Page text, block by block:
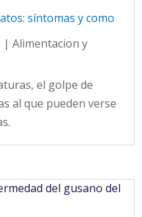
síntomas y como
|Alimentacion y
el golpe de
al que pueden verse